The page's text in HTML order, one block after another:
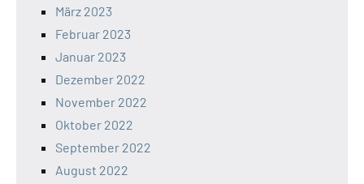
März 2023
Februar 2023
Januar 2023
Dezember 2022
November 2022
Oktober 2022
September 2022
August 2022